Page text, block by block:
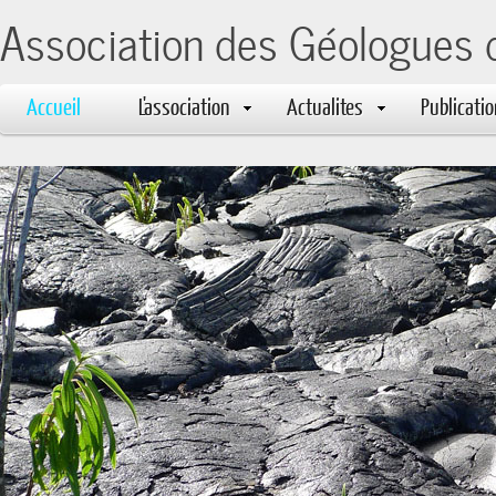
Association des Géologues
Accueil L'association Actualites